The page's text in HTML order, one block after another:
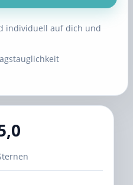
individuell auf dich und